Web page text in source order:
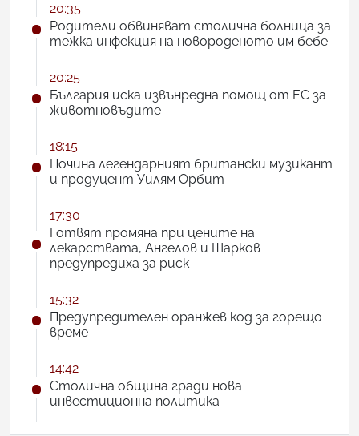
20:35
Родители обвиняват столична болница за
тежка инфекция на новороденото им бебе
20:25
България иска извънредна помощ от ЕС за
животновъдите
18:15
Почина легендарният британски музикант
и продуцент Уилям Орбит
17:30
Готвят промяна при цените на
лекарствата, Ангелов и Шарков
предупредиха за риск
15:32
Предупредителен оранжев код за горещо
време
14:42
Столична община гради нова
инвестиционна политика